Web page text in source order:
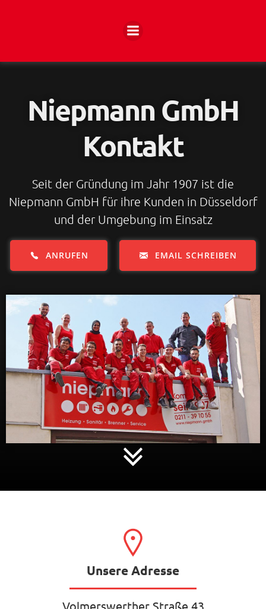
springen
Niepmann GmbH
Kontakt
Seit der Gründung im Jahr 1907 ist die
Niepmann GmbH für ihre Kunden in Düsseldorf
und der Umgebung im Einsatz
ANRUFEN EMAIL SCHREIBEN
Unsere Adresse
Volmerswerther Straße 43